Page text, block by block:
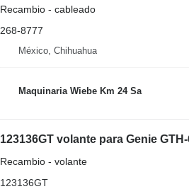
Recambio - cableado
268-8777
México, Chihuahua
Maquinaria Wiebe Km 24 Sa
123136GT volante para Genie
Recambio - volante
123136GT